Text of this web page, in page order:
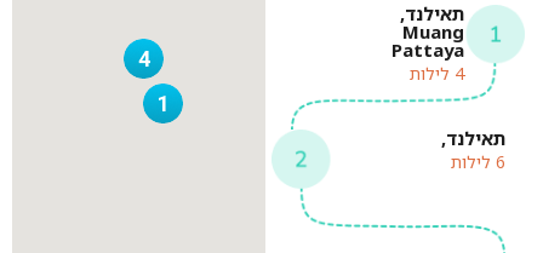
תאילנד,
Muang
Pattaya
4 לילות
תאילנד,
6 לילות
4
1